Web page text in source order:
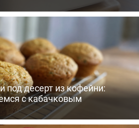
под десерт из кофейни:
с кабачковым